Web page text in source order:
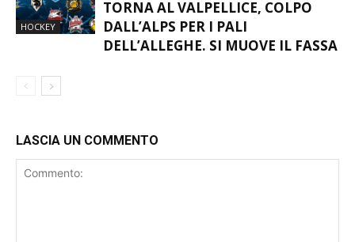
HOCKEY
TORNA AL VALPELLICE, COLPO
DALL’ALPS PER I PALI
DELL’ALLEGHE. SI MUOVE IL FASSA
LASCIA UN COMMENTO